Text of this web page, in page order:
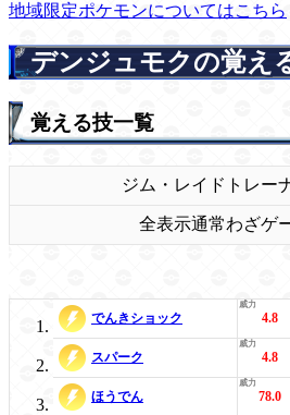
地域限定ポケモンについてはこちら
デンジュモクの覚え
覚える技一覧
ジム・レイド トレー
全表示通常わざゲ
でんきショック 4.8
スパーク 4.8
ほうでん 78.0